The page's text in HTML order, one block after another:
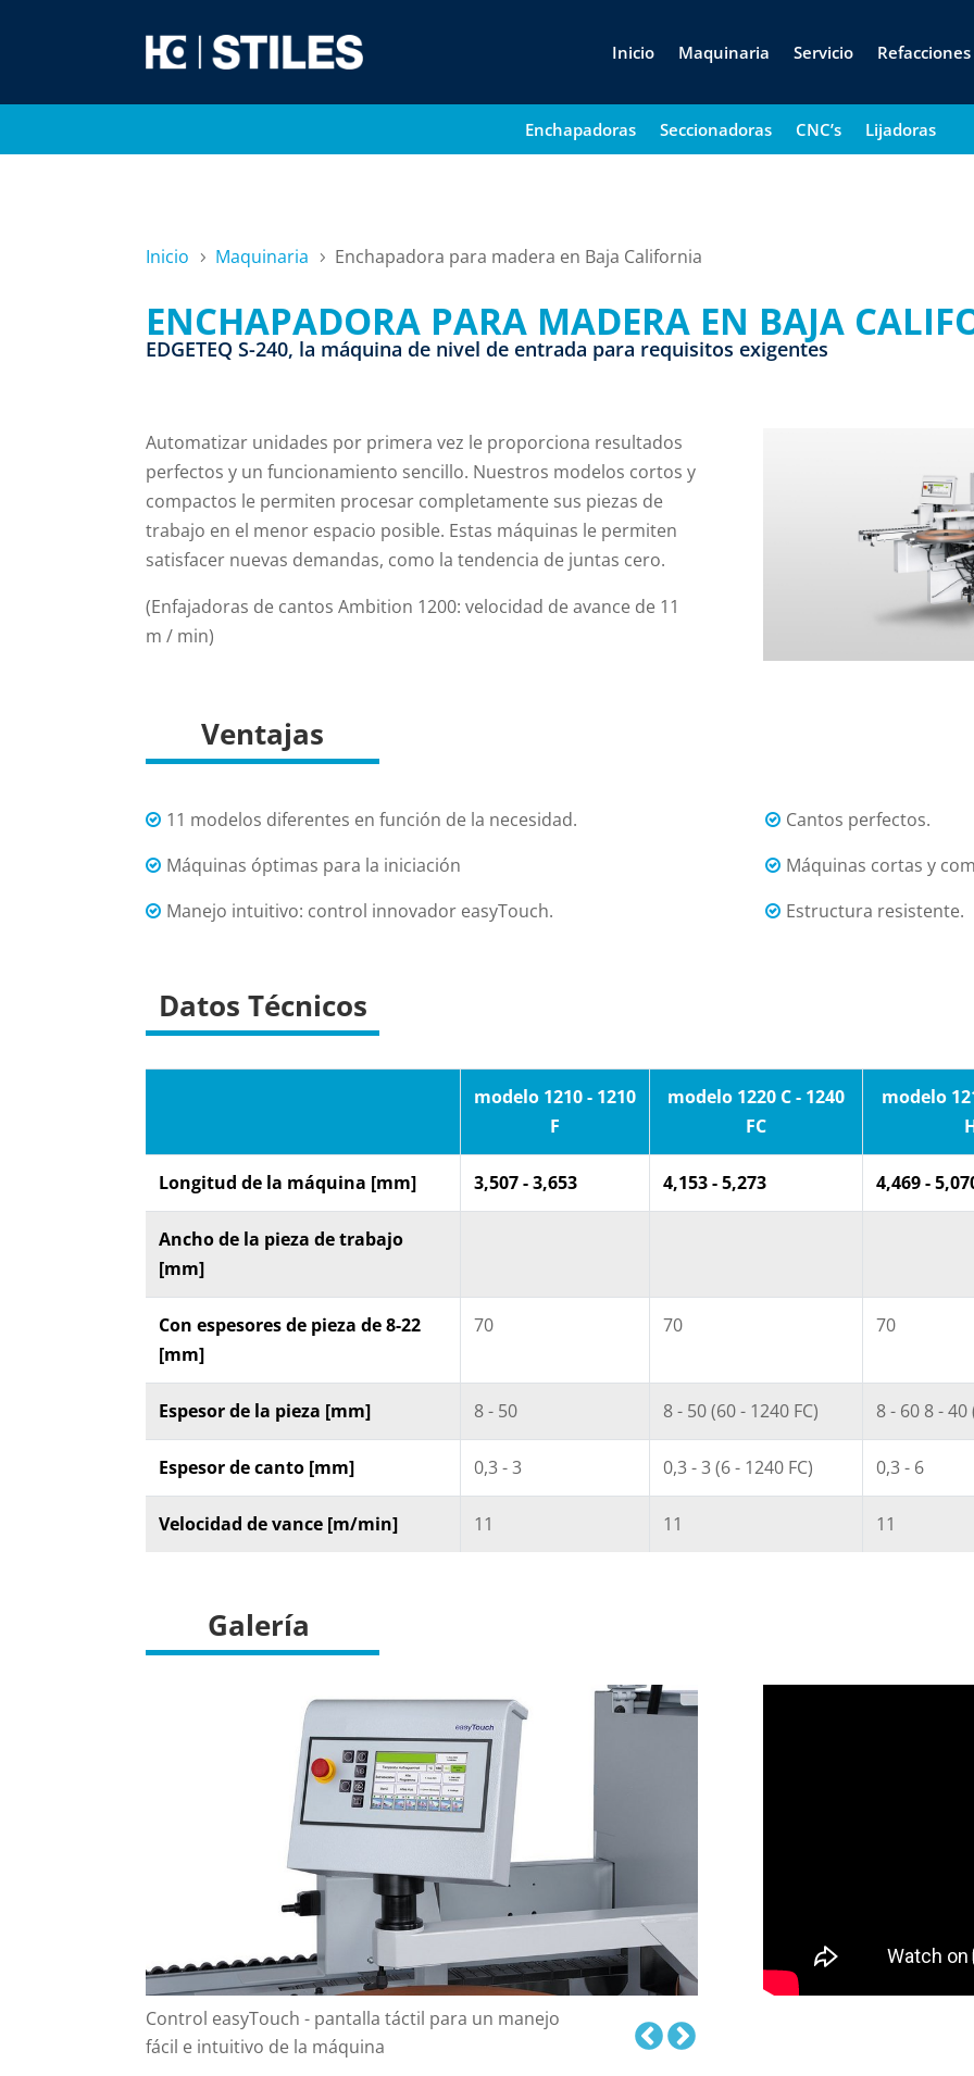
Inicio Maquinaria Servicio Refacciones
Enchapadoras Seccionadoras CNC’s Lijadoras
Inicio 5 Maquinaria 5 Enchapadora para madera en Baja California
ENCHAPADORA PARA MADERA EN BAJA
EDGETEQ S-240, la máquina de nivel de entrada para requisitos exigentes
Automatizar unidades por primera vez le proporciona resultados
perfectos y un funcionamiento sencillo. Nuestros modelos cortos y
compactos le permiten procesar completamente sus piezas de
trabajo en el menor espacio posible. Estas máquinas le permiten
satisfacer nuevas demandas, como la tendencia de juntas cero.
(Enfajadoras de cantos Ambition 1200: velocidad de avance de 11
m / min)
Ventajas
11 modelos diferentes en función de la necesidad.
Cantos perfectos.
Máquinas óptimas para la iniciación
Máquinas cortas y
Manejo intuitivo: control innovador easyTouch.
Estructura resistente.
Datos Técnicos
modelo 1210 - 1210
F
modelo 1220 C - 1240
FC
modelo
Longitud de la máquina [mm] 3,507 - 3,653 4,153 - 5,273 4,469 -
Ancho de la pieza de trabajo
[mm]
Con espesores de pieza de 8-22
[mm]
70 70 70
Espesor de la pieza [mm] 8 - 50 8 - 50 (60 - 1240 FC) 8 - 60 8 -
Espesor de canto [mm] 0,3 - 3 0,3 - 3 (6 - 1240 FC) 0,3 - 6
Velocidad de vance [m/min] 11 11 11
Galería
Control easyTouch - pantalla táctil para un manejo
fácil e intuitivo de la máquina